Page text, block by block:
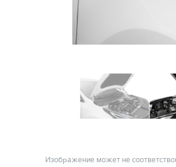
Изображение может не